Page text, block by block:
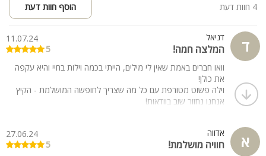
4 חוות דעת הוסף חוות דעת
ד דניאל
המלצה חמה!
11.07.24
5
וואו חברים באמת שאין לי מילים, הייתי בכמה וילות בחיי והיא עקפה
את כולן!
וילה פשוט מטורפת עם כל מה שצריך לחופשה המושלמת - הקיץ
אנחנו נחזור שוב בוודאות!
א אדווה
חוויה מושלמת!
27.06.24
5